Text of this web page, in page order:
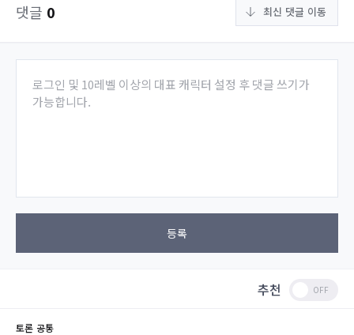
댓글 0 최신 댓글 이동
로그인 및 10레벨 이상의 대표 캐릭터 설정 후 댓글 쓰기가
가능합니다.
등록
추천
토론 공통